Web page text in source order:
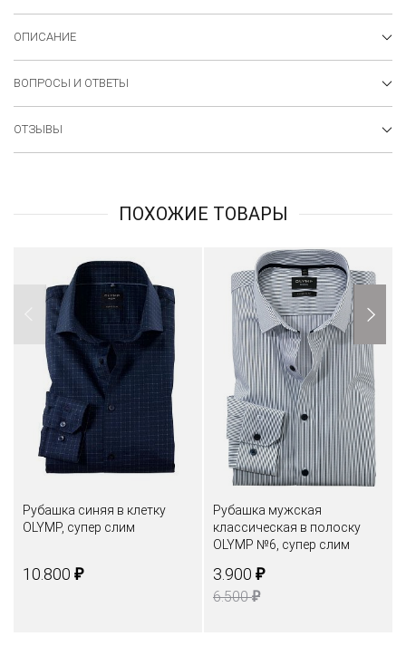
ОПИСАНИЕ
ВОПРОСЫ И ОТВЕТЫ
ОТЗЫВЫ
ПОХОЖИЕ ТОВАРЫ
Рубашка синяя в клетку
OLYMP, супер слим
10.800 ₽
Рубашка мужская
классическая в полоску
OLYMP №6, супер слим
3.900 ₽
6.500₽